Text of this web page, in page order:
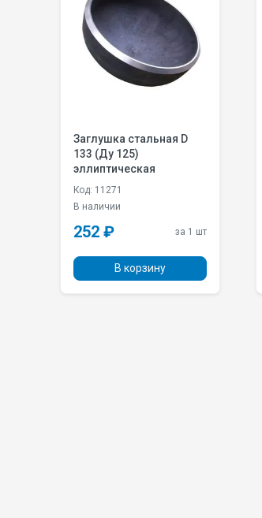
Заглушка стальная D
133 (Ду 125)
эллиптическая
Код: 11271
В наличии
252 ₽ за 1 шт
В корзину